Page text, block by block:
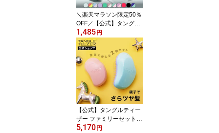
＼楽天マラソン限定50％
OFF／【公式】タングル
ティーザー ザ・オリジナ
ル ノーマル ヘアブラシ
正規品
1,485 円
【公式】タングルティー
ザー ファミリーセット
ザ・オリジナル ソフト＆
5,170 円